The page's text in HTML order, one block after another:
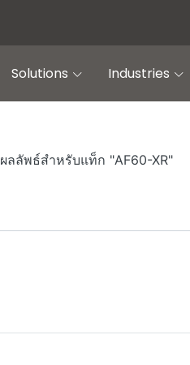
Solutions Industries
ลลัพธ์สำหรับแท็ก "AF60-XR"